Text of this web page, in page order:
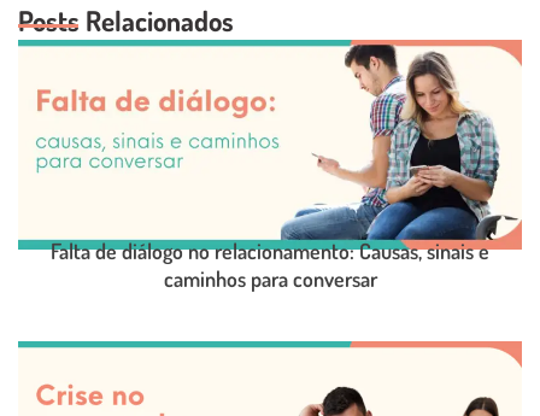
Posts Relacionados
LEIA O POST COMPLETO
Falta de diálogo no relacionamento: Causas, sinais e
caminhos para conversar